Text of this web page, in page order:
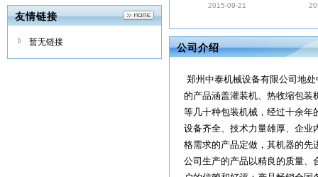
友情链接
暂无链接
乒乓球拍包装机 保
2015-09-21
鱼罐
公司介绍
郑州中泰机械设备有限公司地
的产品涵盖灌装机、热收缩包装
等几十种包装机械，经过十余年
设备齐全、技术力量雄厚、企业
格需求的产品定做，其机器的先
公司生产的产品以精良的质量、